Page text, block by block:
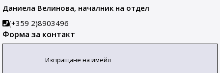
Даниела Велинова, началник на отдел
(+359 2)8903496
Форма за контакт
Изпращане на имейл